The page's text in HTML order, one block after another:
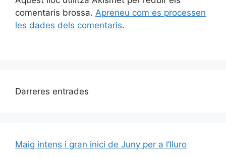
comentaris brossa. Apreneu com es processen
les dades dels comentaris.
Darreres entrades
Maig intens i gran inici de Juny per a l’Iluro